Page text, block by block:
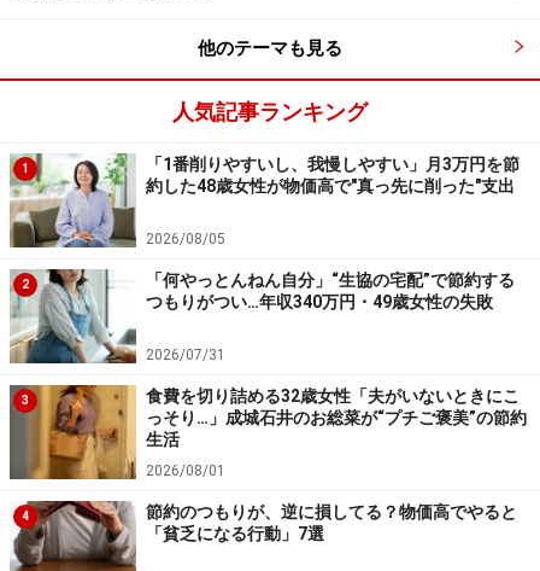
節約しようと思って始めた訳ではないかもしれません
が、なかなかユニークなお年玉があるものです。次のペ
ージでは、ユニークだと思ったのに大失敗してしまった
例をご紹介します。
縁起をかついだつもりが大失敗？！＞＞＞
※記事内容は執筆時点のものです。最新の内容をご確認くださ
い。
本記事の内容は一般的な情報提供を目的としており、特定の金融
商品や投資行動を推奨するものではありません。
投資や資産運用に関する最終的なご判断はご自身の責任において
行ってください。
掲載情報の正確性・完全性については十分に配慮しております
が、その内容を保証するものではなく、これに基づく損失・損害
などについて当社は一切の責任を負いません。
最新の情報や詳細については、必ず各金融機関やサービス提供者
の公式情報をご確認ください。
1/2
他のテーマも見る
人気記事ランキング
1
「1番削りやすいし、我慢しやすい」月3万円を節
約した48歳女性が物価高で"真っ先に削った"支出
2026/08/05
2
「何やっとんねん自分」“生協の宅配”で節約する
つもりがつい…年収340万円・49歳女性の失敗
2026/07/31
3
食費を切り詰める32歳女性「夫がいないときにこ
っそり…」成城石井のお総菜が“プチご褒美”の節約
生活
2026/08/01
4
節約のつもりが、逆に損してる？物価高でやると
「貧乏になる行動」7選